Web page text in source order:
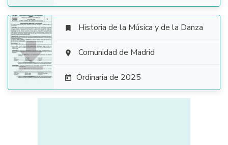

 Historia de la Música y de la Danza
 Comunidad de Madrid
 Ordinaria de 2025